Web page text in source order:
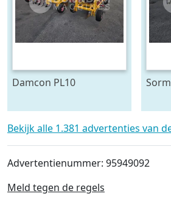
Damcon PL10
bomen
Bekijk alle 1.381 advertenties van
Advertentienummer: 95949092
Meld tegen de regels